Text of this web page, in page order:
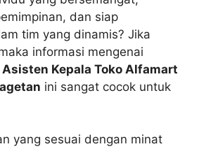
dan siap
tim yang dinamis? Jika
informasi mengenai
Kepala Toko Alfamart
ini sangat cocok untuk
yang sesuai dengan minat